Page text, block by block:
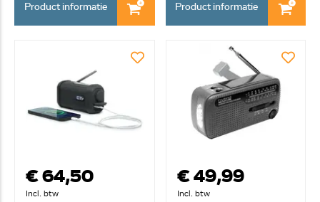
Product informatie Product informatie
€ 64,50
Incl. btw
€ 49,99
Incl. btw